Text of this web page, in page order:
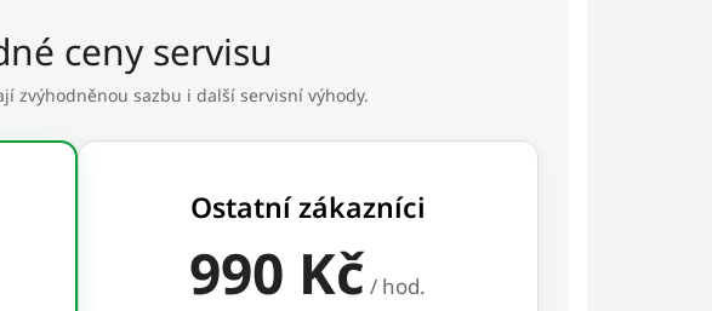
ceny servisu
zvýhodněnou sazbu i další servisní výhody.
Ostatní zákazníci
990 Kč / hod.